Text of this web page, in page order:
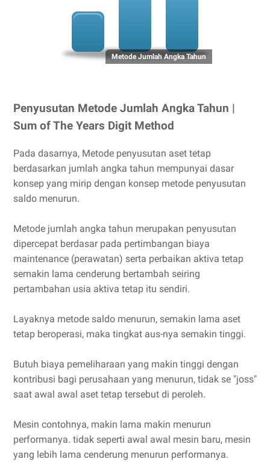
Metode Jumlah Angka Tahun
Penyusutan Metode Jumlah Angka Tahun |
Sum of The Years Digit Method
Pada dasarnya, Metode penyusutan aset tetap
berdasarkan jumlah angka tahun mempunyai dasar
konsep yang mirip dengan konsep metode penyusutan
saldo menurun.
Metode jumlah angka tahun merupakan penyusutan
dipercepat berdasar pada pertimbangan biaya
maintenance (perawatan) serta perbaikan aktiva tetap
semakin lama cenderung bertambah seiring
pertambahan usia aktiva tetap itu sendiri.
Layaknya metode saldo menurun, semakin lama aset
tetap beroperasi, maka tingkat aus-nya semakin tinggi.
Butuh biaya pemeliharaan yang makin tinggi dengan
kontribusi bagi perusahaan yang menurun, tidak se "joss"
saat awal awal aset tetap tersebut di peroleh.
Mesin contohnya, makin lama makin menurun
performanya. tidak seperti awal awal mesin baru, mesin
yang lebih lama cenderung menurun performanya.